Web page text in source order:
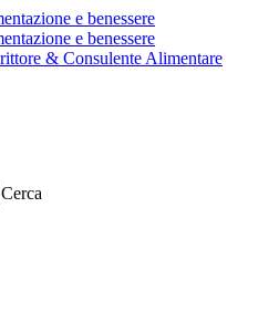
Cerca